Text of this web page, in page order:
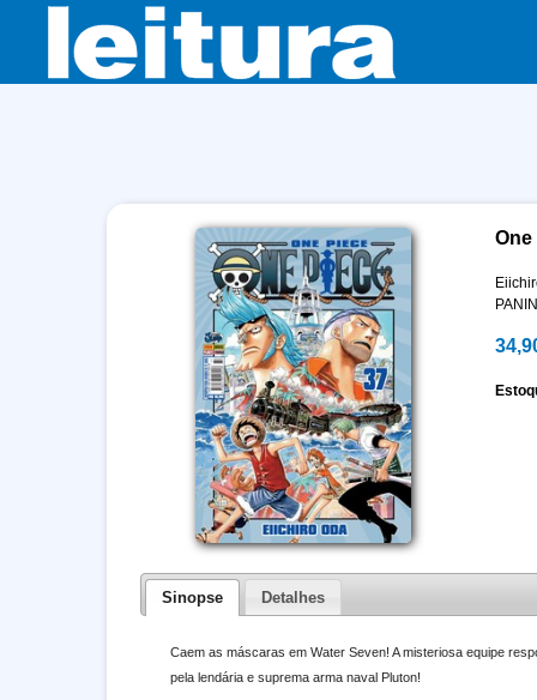
One
Sinopse Detalhes
Caem as máscaras em Water Seven! A misteriosa equipe
pela lendária e suprema arma naval Pluton!